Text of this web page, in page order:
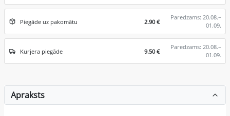
Piegāde uz pakomātu 2.90 €
Paredzams: 20.08.–
01.09.
Kurjera piegāde 9.50 €
Paredzams: 20.08.–
01.09.
Apraksts